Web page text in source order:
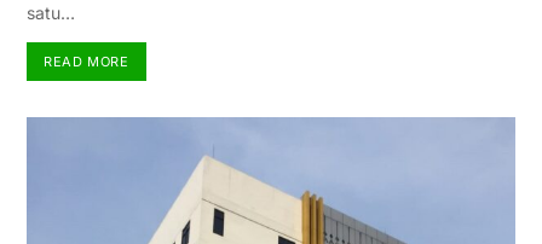
satu…
READ MORE